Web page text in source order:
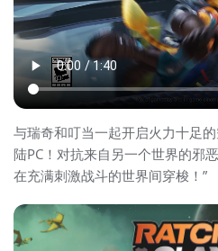
与瑞奇和叮当一起开启火力十足
陆PC！对抗来自另一个世界的邪
在充满刺激战斗的世界间穿梭！”